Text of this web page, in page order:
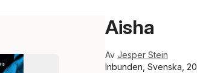
Aisha
Av Jesper Stein
Inbunden, Svenska,